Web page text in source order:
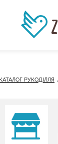
КАТАЛОГ РУКОДІЛЛЯ